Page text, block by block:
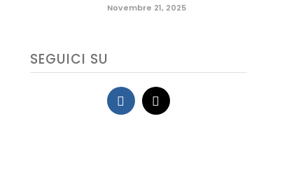
Novembre 21, 2025
SEGUICI SU